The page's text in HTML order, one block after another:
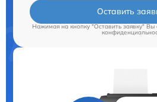
Оставить
Нажимая на кнопку "Оставить заявку" Вы